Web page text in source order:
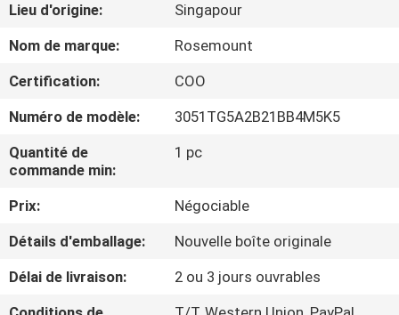
A
DE
NOUS
VISITE
D'USINE
CONTRÔLE
DE
Lieu d'origine:
Singapour
Nom de marque:
Rosemount
Certification:
COO
Numéro de modèle:
3051TG5A2B21BB4M5K5
Quantité de
commande min:
1 pc
Prix:
Négociable
Détails d'emballage:
Nouvelle boîte originale
Délai de livraison:
2 ou 3 jours ouvrables